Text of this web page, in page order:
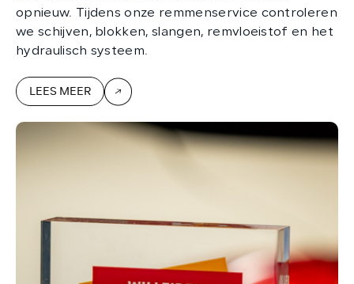
opnieuw. Tijdens onze remmenservice controleren
we schijven, blokken, slangen, remvloeistof en het
hydraulisch systeem.
LEES MEER